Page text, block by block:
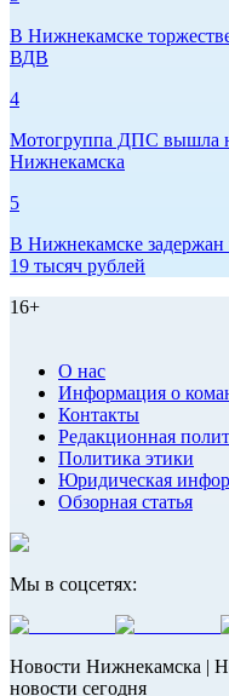
В Нижнекамске
ВДВ
4
Мотогруппа ДПС вышла
Нижнекамска
5
В Нижнекамске задержан
19 тысяч рублей
16+
О нас
Информация о
Контакты
Редакционная
Политика этики
Юридическая
Обзорная статья
Мы в соцсетях:
Новости Нижнекамска |
новости сегодня